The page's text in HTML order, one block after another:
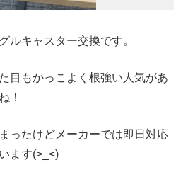
ルキャスター交換です。
目もかっこよく根強い人気があ
！
ったけどメーカーでは即日対応
ます(>_<)